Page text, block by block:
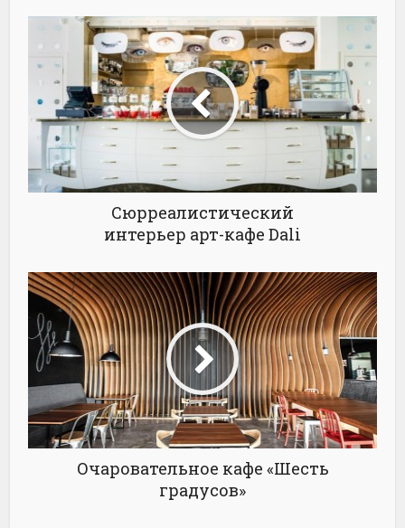
Сюрреалистический
интерьер арт-кафе Dali
Очаровательное кафе «Шесть
градусов»